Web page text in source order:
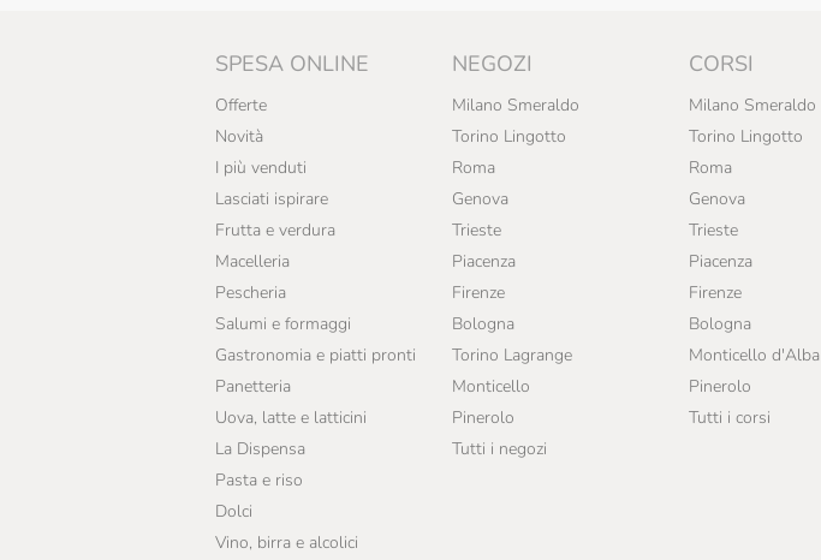
De Mori
Deseo
Di Leo
Domori
Domori X Eataly
Drago Forneria Genovese
SPESA ONLINE
Offerte
Novità
I più venduti
Lasciati ispirare
Frutta e verdura
Macelleria
Pescheria
Salumi e formaggi
Gastronomia e piatti pronti
Panetteria
Uova, latte e latticini
La Dispensa
Pasta e riso
Dolci
Vino, birra e alcolici
NEGOZI
Milano Smeraldo
Torino Lingotto
Roma
Genova
Trieste
Piacenza
Firenze
Bologna
Torino Lagrange
Monticello
Pinerolo
Tutti i negozi
CORSI
Milano Smeraldo
Torino Lingotto
Roma
Genova
Trieste
Piacenza
Firenze
Bologna
Monticello d'Alba
Pinerolo
Tutti i corsi